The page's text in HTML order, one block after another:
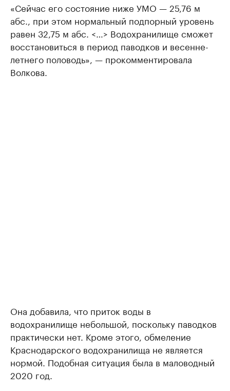
«Сейчас его состояние ниже УМО — 25,76 м
абс., при этом нормальный подпорный уровень
равен 32,75 м абс. <…> Водохранилище сможет
восстановиться в период паводков и весенне-
летнего половодь», — прокомментировала
Волкова.
Она добавила, что приток воды в
водохранилище небольшой, поскольку паводков
практически нет. Кроме этого, обмеление
Краснодарского водохранилища не является
нормой. Подобная ситуация была в маловодный
2020 год.